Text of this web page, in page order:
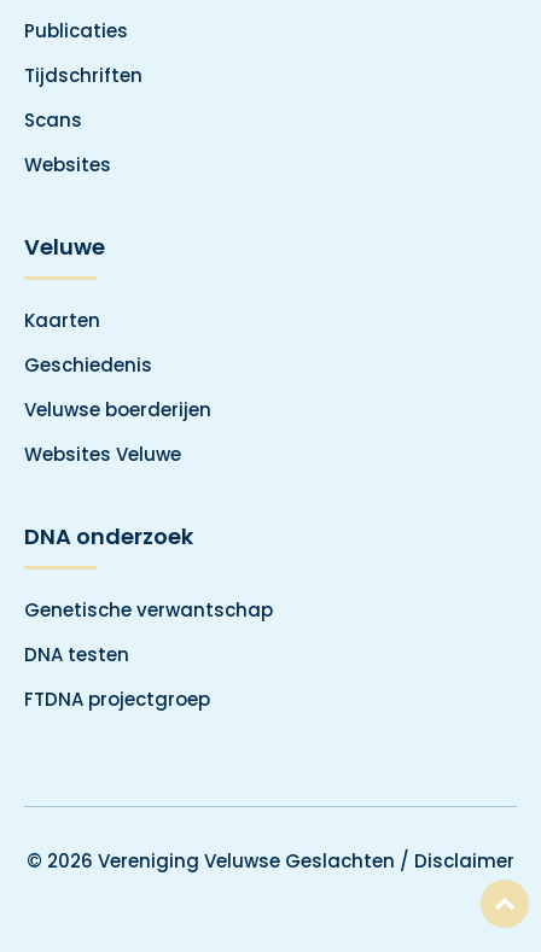
Publicaties
Tijdschriften
Scans
Websites
Veluwe
Kaarten
Geschiedenis
Veluwse boerderijen
Websites Veluwe
DNA onderzoek
Genetische verwantschap
DNA testen
FTDNA projectgroep
© 2026 Vereniging Veluwse Geslachten / Disclaimer